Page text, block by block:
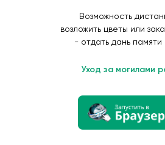
Возможность
возложить цветы или
- отдать дань памяти
Уход за могилами